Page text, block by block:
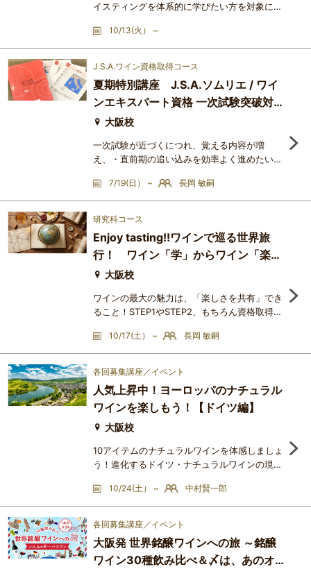
イスティングを体系的に学びたい方を対象にし
歴史の中で洗練を重ねてきた、最も人気の高い
講座です。まったくの初心者の方でも安心して
ワインを初歩から学ぶことができ、1回2時間
ワイン通になれます。本格的なテイスティン
グ・テクニックと深い知識の習得を通じ、ワイ
ンの悦びが一気に大きく広が
10/13(火） ~
J.S.A.ワイン資格取得コース
夏期特別講座 J.S.A.ソムリエ / ワイ
ンエキスパート資格 一次試験突破対
策講座
大阪校
一次試験が近づくにつれ、覚える内容が増
え、・直前期の追い込みを効率よく進めたい・
の受験を少し諦めかけているそんな思いを抱え
ている方も多いのではないでしょうか。しか
し、それは決してあなただけではありません。
悩みを抱えています。そこで開講するのが、一
次試験合格に必要な重要ポイントだけを徹底的
に学ぶ「一次試験突破対策講座
7/19(日） ~ 長岡 敏嗣
研究科コース
Enjoy tasting!!ワインで巡る世界旅
行！ ワイン「学」からワイン「楽」
へ！大阪校
ワインの最大の魅力は、「楽しさを共有」でき
ること！STEP1やSTEP2、もちろん資格取得の
れば、その魅力は堪能しきれていないはず！
「Enjoy tasting!!」のコンセプトのもと、世界
各国のワイン産地の魅力を楽しみながら、その
「共有」しながら学ぶ２時間のレッスンです！
＜講座をお勧めする人＞・ワインを今から学び
たいと考えている方・ワイン
10/17(土） ~ 長岡 敏嗣
各回募集講座／イベント
人気上昇中！ヨーロッパのナチュラル
ワインを楽しもう！【ドイツ編】
大阪校
10アイテムのナチュラルワインを体感しましょ
う！進化するドイツ・ナチュラルワインの現在
ン～近年、世界中のワインラヴァーやソムリエ
から熱い注目を集めているドイツワイン。かつ
てはリースリングの銘醸地として知られていた
よって、そのイメージは大きく変わりつつあり
ます。自然な農法への転換、野生酵母による醸
10/24(土） ~ 中村賢一郎
各回募集講座／イベント
大阪発 世界銘醸ワインへの旅 ～銘醸
ワイン30種飲み比べ＆〆は、あのオ